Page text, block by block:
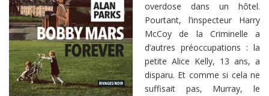
overdose dans un hôtel.
Pourtant, l’inspecteur Harry
McCoy de la Criminelle a
d’autres préoccupations : la
petite Alice Kelly, 13 ans, a
disparu. Et comme si cela ne
suffisait pas, Murray, le